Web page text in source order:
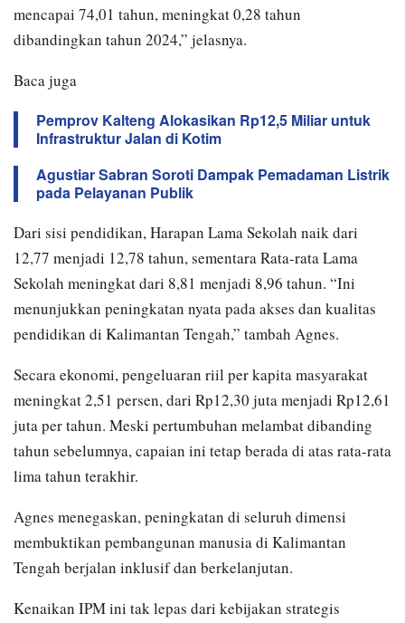
mencapai 74,01 tahun, meningkat 0,28 tahun
dibandingkan tahun 2024,” jelasnya.
Baca juga
Pemprov Kalteng Alokasikan Rp12,5 Miliar untuk
Infrastruktur Jalan di Kotim
Agustiar Sabran Soroti Dampak Pemadaman Listrik
pada Pelayanan Publik
Dari sisi pendidikan, Harapan Lama Sekolah naik dari
12,77 menjadi 12,78 tahun, sementara Rata-rata Lama
Sekolah meningkat dari 8,81 menjadi 8,96 tahun. “Ini
menunjukkan peningkatan nyata pada akses dan kualitas
pendidikan di Kalimantan Tengah,” tambah Agnes.
Secara ekonomi, pengeluaran riil per kapita masyarakat
meningkat 2,51 persen, dari Rp12,30 juta menjadi Rp12,61
juta per tahun. Meski pertumbuhan melambat dibanding
tahun sebelumnya, capaian ini tetap berada di atas rata-rata
lima tahun terakhir.
Agnes menegaskan, peningkatan di seluruh dimensi
membuktikan pembangunan manusia di Kalimantan
Tengah berjalan inklusif dan berkelanjutan.
Kenaikan IPM ini tak lepas dari kebijakan strategis